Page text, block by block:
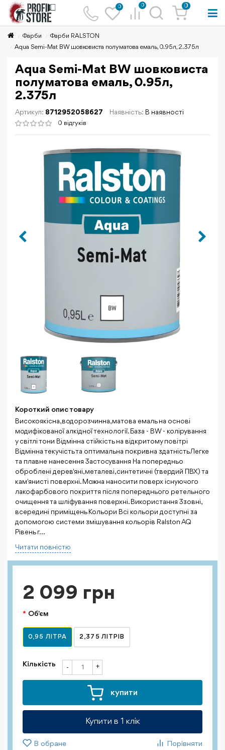
0 0 0
Фарби
Фарби RALSTON
Aqua Semi-Mat BW шовковиста полуматова емаль, 0.95л, 2.375л
Aqua Semi-Mat BW шовковиста
полуматова емаль, 0.95л,
2.375л
Артикул: 8712952058627 Наявність: В наявності
0 відгуків
Короткий опис товару
Високоякісна, водорозчинна, матова емаль на основі
модифікованої алкідної технології. База - BW - колірування
у світлі тони Відмінна стійкість на відкритому повітрі
Відмінна текучість та оптимальна покривна здатність Легке
та плавне нанесення Застосування На попередньо
оброблені дерев'яні, металеві, синтетичні (твердий ПВХ) та
кам'янисті поверхні. Можна наносити поверх існуючого
лакофарбового покриття після попереднього ретельного
очищення та шліфування поверхні. Використання Ззовні,
всередині приміщень Кольори Всі кольори доступні за
допомогою системи змішування кольорів Ralston AQ
Рівень г...
Читати повнiстю
2 099 грн
Об'єм
0,95 ЛІТРА 2,375 ЛІТРІВ
Кількість +
-
купити
Купити в 1 клiк
Порівняти
В обране